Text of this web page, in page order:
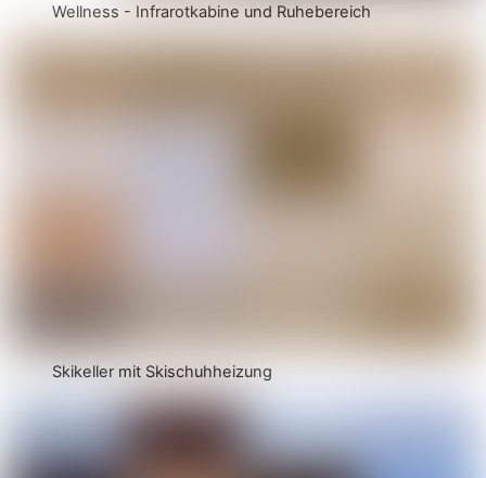
Wellness - Infrarotkabine und Ruhebereich
Skikeller mit Skischuhheizung